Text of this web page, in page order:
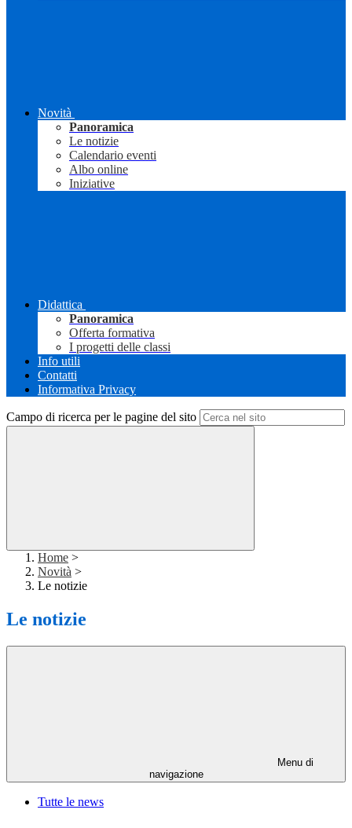
Novità
Panoramica
Le notizie
Calendario eventi
Albo online
Iniziative
Didattica
Panoramica
Offerta formativa
I progetti delle classi
Info utili
Contatti
Informativa Privacy
Campo di ricerca per le pagine del sito
Home >
Novità >
Le notizie
Le notizie
Menu di
navigazione
Tutte le news